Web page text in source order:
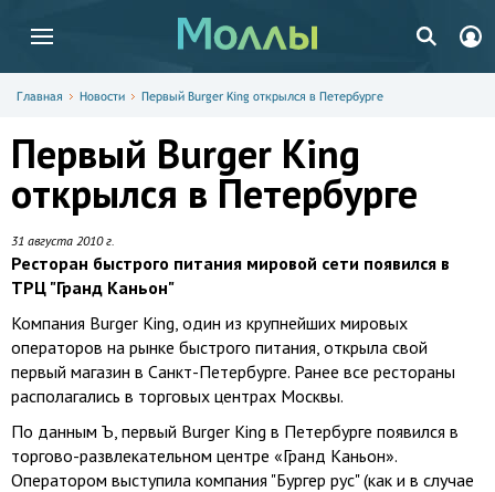
Главная Новости Первый Burger King открылся в Петербурге
Первый Burger King
открылся в Петербурге
31 августа 2010 г.
Ресторан быстрого питания мировой сети появился в
ТРЦ "Гранд Каньон"
Компания Burger King, один из крупнейших мировых
операторов на рынке быстрого питания, открыла свой
первый магазин в Санкт-Петербурге. Ранее все рестораны
располагались в торговых центрах Москвы.
По данным Ъ, первый Burger King в Петербурге появился в
торгово-развлекательном центре «Гранд Каньон».
Оператором выступила компания "Бургер рус" (как и в случае